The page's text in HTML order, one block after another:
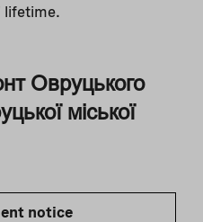
lifetime.
Овруцького
міської
notice